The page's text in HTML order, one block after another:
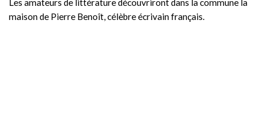
Les amateurs de littérature découvriront dans la commune la
maison de Pierre Benoît, célèbre écrivain français.